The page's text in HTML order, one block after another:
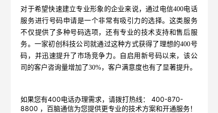
对于希望快速建立专业形象的企业来说，通过电信400电话
服务进行号码申请是一个非常有吸引力的选择。这类服务
不仅提供了多种号码选项，还有专业的技术支持和售后服
务。一家初创科技公司就通过这种方式获得了理想的400号
码，并迅速提升了市场竞争力。自启用新号码以来，该公
司的客户咨询量增加了30%，客户满意度也有了显著提升。
如果您有400电话办理需求，请拨打热线： 400-870-
8800 ，百脑通信为您提供更专业的技术方案和开通服务！